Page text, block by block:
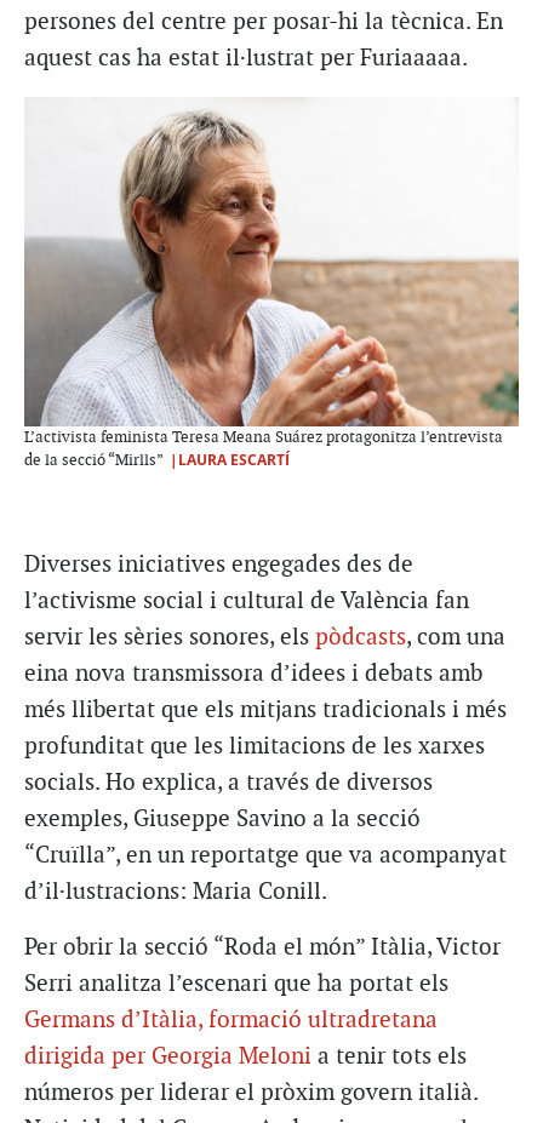
persones del centre per posar-hi la tècnica. En
aquest cas ha estat il·lustrat per Furiaaaaa.
L’activista feminista Teresa Meana Suárez protagonitza l’entrevista
de la secció “Mirlls” |LAURA ESCARTÍ
Diverses iniciatives engegades des de
l’activisme social i cultural de València fan
servir les sèries sonores, els pòdcasts, com una
eina nova transmissora d’idees i debats amb
més llibertat que els mitjans tradicionals i més
profunditat que les limitacions de les xarxes
socials. Ho explica, a través de diversos
exemples, Giuseppe Savino a la secció
“Cruïlla”, en un reportatge que va acompanyat
d’il·lustracions: Maria Conill.
Per obrir la secció “Roda el món” Itàlia, Victor
Serri analitza l’escenari que ha portat els
Germans d’Itàlia, formació ultradretana
dirigida per Georgia Meloni a tenir tots els
números per liderar el pròxim govern italià.